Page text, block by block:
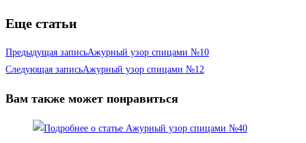
Еще статьи
Предыдущая записьАжурный узор спицами №10
Следующая записьАжурный узор спицами №12
Вам также может понравиться